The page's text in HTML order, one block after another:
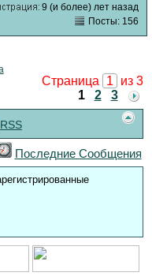
9 (и более) лет назад
Посты: 156
Страница 1
из 3
1
2 3
RSS
Последние Сообщения